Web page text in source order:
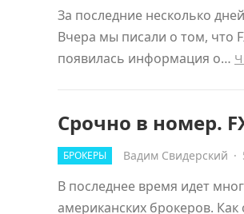
За последние несколько
Вчера мы писали о том, что
появилась информация о…
Срочно в номер.
БРОКЕРЫ Вадим Свидерский ·
В последнее время идет
американских брокеров.